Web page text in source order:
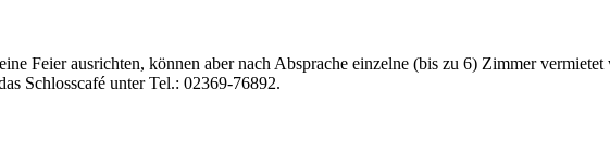
Feier ausrichten, können aber nach Absprache einzelne (bis zu 6) Zimmer
Schlosscafé unter Tel.: 02369-76892.